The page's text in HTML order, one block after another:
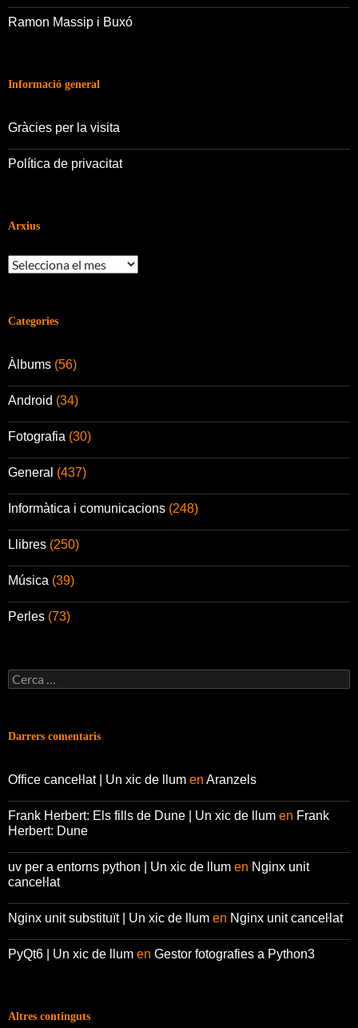
Ramon Massip i Buxó
Informació general
Gràcies per la visita
Política de privacitat
Arxius
Arxius
Categories
Àlbums (56)
Android (34)
Fotografia (30)
General (437)
Informàtica i comunicacions (248)
Llibres (250)
Música (39)
Perles (73)
Cerca:
Darrers comentaris
Office canceŀlat | Un xic de llum en Aranzels
Frank Herbert: Els fills de Dune | Un xic de llum en Frank
Herbert: Dune
uv per a entorns python | Un xic de llum en Nginx unit
canceŀlat
Nginx unit substituït | Un xic de llum en Nginx unit canceŀlat
PyQt6 | Un xic de llum en Gestor fotografies a Python3
Altres continguts